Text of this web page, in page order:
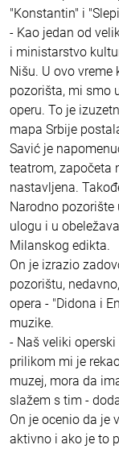
"Konstantin" i
- Kao jedan od
i ministarstvo
Nišu. U ovo
pozorišta, mi smo
operu. To je
mapa Srbije
Savić je
teatrom, započeta
nastavljena.
Narodno
ulogu i u
Milanskog edikta.
On je izrazio
pozorištu,
opera - "Didona i
muzike.
- Naš veliki
prilikom mi je
muzej, mora da
slažem s tim -
On je ocenio da je
aktivno i ako je to